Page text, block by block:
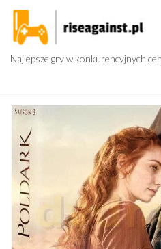
Przejdź
treści
Najlepsze gry w konkurencyjnych